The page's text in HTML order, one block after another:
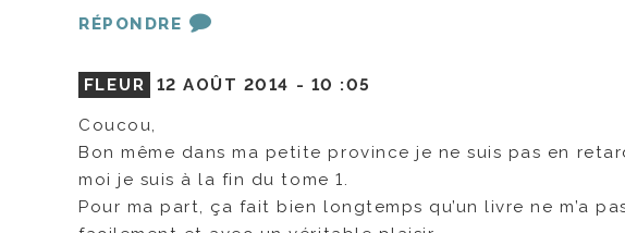
RÉPONDRE
FLEUR 12 AOÛT 2014 - 10 :05
Coucou,
Bon même dans ma petite province je ne suis pas en
moi je suis à la fin du tome 1.
Pour ma part, ça fait bien longtemps qu’un livre ne m’a